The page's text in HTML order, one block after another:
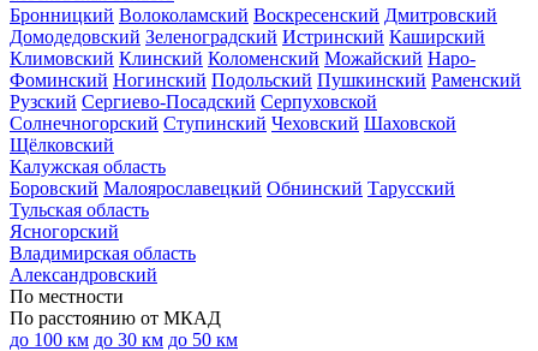
Бронницкий Волоколамский Воскресенский Дмитровский
Домодедовский Зеленоградский Истринский Каширский
Климовский Клинский Коломенский Можайский Наро-
Фоминский Ногинский Подольский Пушкинский Раменский
Рузский Сергиево-Посадский Серпуховской
Солнечногорский Ступинский Чеховский Шаховской
Щёлковский
Калужская область
Боровский Малоярославецкий Обнинский Тарусский
Тульская область
Ясногорский
Владимирская область
Александровский
По местности
По расстоянию от МКАД
до 100 км до 30 км до 50 км